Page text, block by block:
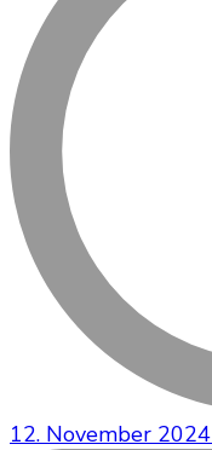
12. November 2024